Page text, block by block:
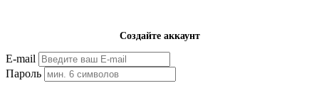
Создайте аккаунт
E-mail
Пароль